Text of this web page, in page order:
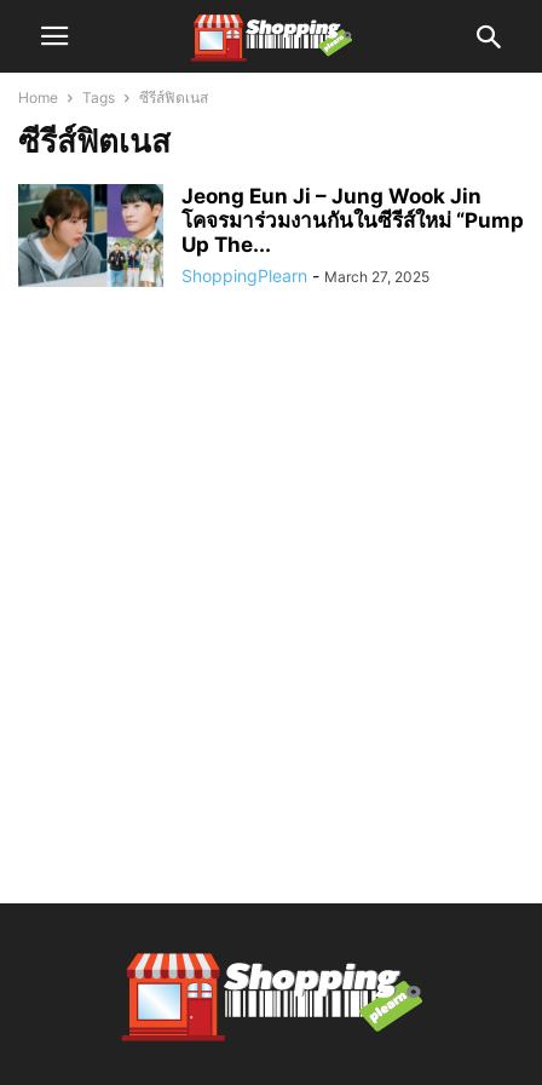
Home Tags ซีรีส์ฟิตเนส
ซีรีส์ฟิตเนส
Jeong Eun Ji – Jung Wook Jin
โคจรมาร่วมงานกันในซีรีส์ใหม่ “Pump
Up The...
ShoppingPlearn - March 27, 2025